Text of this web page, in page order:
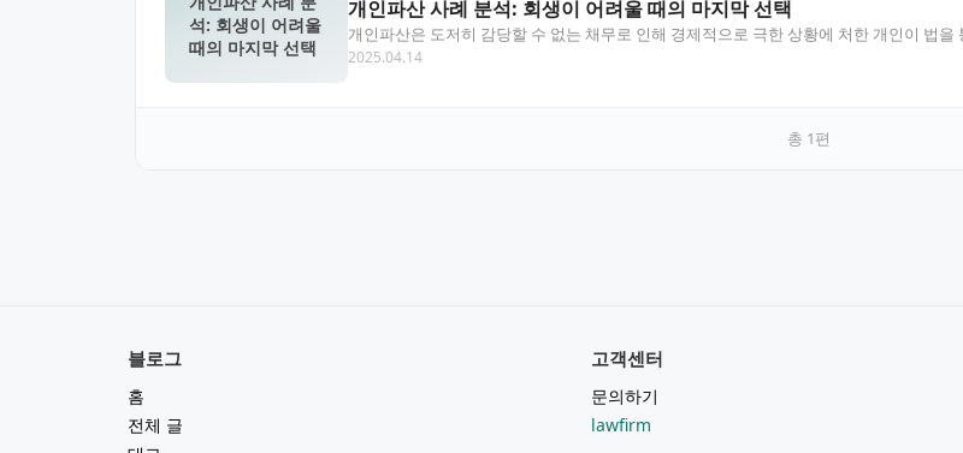
석: 회생이 어려울
때의 마지막 선택
개인파산 사례 분석: 회생이 어려울 때의 마지막 선택
개인파산은 도저히 감당할 수 없는 채무로 인해 경제적으로 극한 상황에 처한 개인이 법
으로 다양한 개인파산…
2025.04.14
총 1편
블로그
홈
전체 글
고객센터
문의하기
lawfirm